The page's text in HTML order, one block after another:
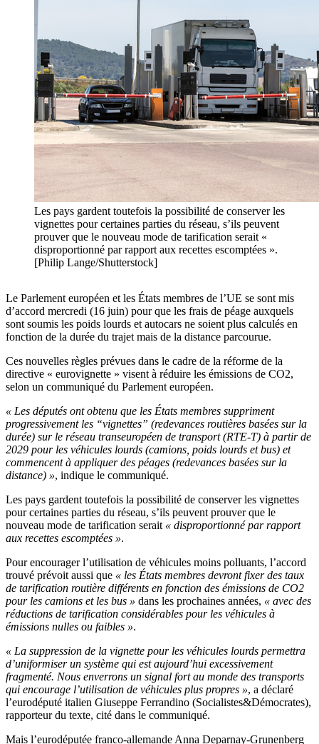
Les pays gardent toutefois la possibilité de conserver les
vignettes pour certaines parties du réseau, s’ils peuvent
prouver que le nouveau mode de tarification serait «
disproportionné par rapport aux recettes escomptées ».
[Philip Lange/Shutterstock]
Le Parlement européen et les États membres de l’UE se sont mis
d’accord mercredi (16 juin) pour que les frais de péage auxquels
sont soumis les poids lourds et autocars ne soient plus calculés en
fonction de la durée du trajet mais de la distance parcourue.
Ces nouvelles règles prévues dans le cadre de la réforme de la
directive « eurovignette » visent à réduire les émissions de CO2,
selon un communiqué du Parlement européen.
« Les députés ont obtenu que les États membres suppriment
progressivement les “vignettes” (redevances routières basées sur la
durée) sur le réseau transeuropéen de transport (RTE-T) à partir de
2029 pour les véhicules lourds (camions, poids lourds et bus) et
commencent à appliquer des péages (redevances basées sur la
distance) », indique le communiqué.
Les pays gardent toutefois la possibilité de conserver les vignettes
pour certaines parties du réseau, s’ils peuvent prouver que le
nouveau mode de tarification serait « disproportionné par rapport
aux recettes escomptées ».
Pour encourager l’utilisation de véhicules moins polluants, l’accord
trouvé prévoit aussi que « les États membres devront fixer des taux
de tarification routière différents en fonction des émissions de CO2
pour les camions et les bus » dans les prochaines années, « avec des
réductions de tarification considérables pour les véhicules à
émissions nulles ou faibles ».
« La suppression de la vignette pour les véhicules lourds permettra
d’uniformiser un système qui est aujourd’hui excessivement
fragmenté. Nous enverrons un signal fort au monde des transports
qui encourage l’utilisation de véhicules plus propres », a déclaré
l’eurodéputé italien Giuseppe Ferrandino (Socialistes&Démocrates),
rapporteur du texte, cité dans le communiqué.
Mais l’eurodéputée franco-allemande Anna Deparnay-Grunenberg